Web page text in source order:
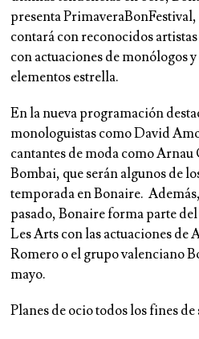
presentaPrimaveraBonFestival,
contará con reconocidos
con actuaciones de monólogos
elementos estrella.
En la nueva programación
monologuistas como David
cantantes de moda como
Bombai, que serán algunos de
temporada en Bonaire.
pasado, Bonaire forma parte
Les Arts con las actuaciones de
Romero o el grupo valenciano
mayo.
Planes de ocio todos los fines de